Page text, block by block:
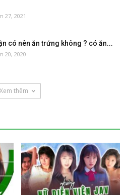
27, 2021
có nên ăn trứng không ? có ăn...
20, 2020
Xem thêm